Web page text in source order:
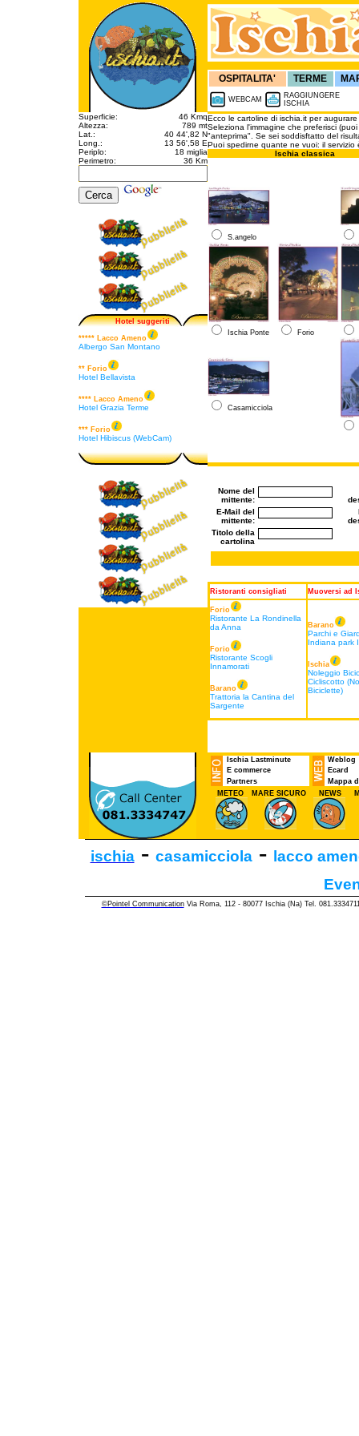
OSPITALITA' TERME
WEBCAM
RAGGIUNGERE
ISCHIA
Superficie:
46 Kmq
Altezza:
789 mt
Lat.:
40 44',82 N
Long.:
13 56',58 E
Periplo:
18 miglia
Perimetro:
36 Km
Hotel suggeriti
***** Lacco Ameno
Albergo San Montano
** Forio
Hotel Bellavista
**** Lacco Ameno
Hotel Grazia Terme
*** Forio
Hotel Hibiscus (WebCam)
Ecco le cartoline di ischia.it per
Seleziona l'immagine che preferisci
"anteprima". Se sei soddisftatto del
Puoi spedirne quante ne vuoi: il servizio
Ischia classica
S.angelo
Ischia Ponte Forio
Casamicciola
Nome del
mittente:
E-Mail del
mittente:
Titolo della
cartolina
Ristoranti consigliati Muoversi ad
Forio
Ristorante La Rondinella
da Anna
Forio
Ristorante Scogli
Innamorati
Barano
Trattoria la Cantina del
Sargente
Barano
Parchi e
Indiana park
Ischia
Noleggio
Cicliscotto
Biciclette)
Ischia Lastminute
E commerce
Partners
Weblog
Ecard
Mappa
METEO
MARE SICURO NEWS
ischia- casamicciola-
lacco
©Pointel CommunicationVia Roma, 112 - 80077 Ischia (Na) Tel.